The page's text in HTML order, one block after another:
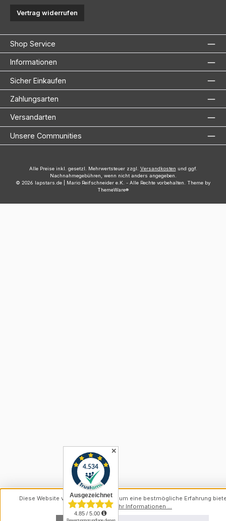
Vertrag widerrufen
Shop Service
Informationen
Sicher Einkaufen
Zahlungsarten
Versandarten
Unsere Communities
Alle Preise inkl. gesetzl. Mehrwertsteuer zzgl. Versandkosten und ggf.
Nachnahmegebühren, wenn nicht anders angegeben.
© 2026 lapstars.de | Mario Reifschneider e.K. - Alle Rechte vorbehalten. Theme by
ThemeWare®
✕
Diese Website verwendet Cookies, um eine bestmögliche Erfahrung
können.Mehr Informationen ...